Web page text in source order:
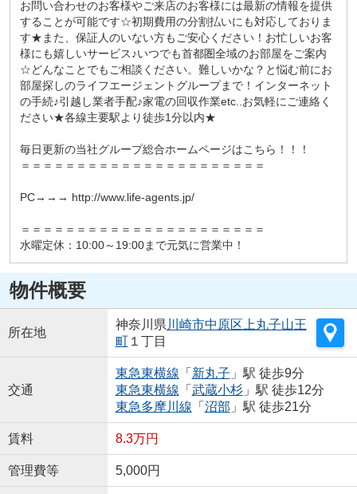
お問い合わせのお客様やご来店のお客様には最新の情報を提供
することが可能です☆初期費用の分割払いにも対応しておりま
す★また、保証人のいない方もご安心ください！お忙しいお客
様にも嬉しいサービス♪いつでも首都圏全域のお部屋をご案内
☆どんなことでもご相談ください。難しいかな？と悩む前にお
部屋探しのライフエージェントグループまで！インターネット
の手続♪引越し業者手配♪家電の回収作業etc..お気軽にご連絡く
ださい★各線主要駅より徒歩1分以内★
毎日更新の当社グループ総合ホームページはこちら！！！
＝＝＝＝＝＝＝＝＝＝＝＝＝＝＝＝＝＝＝＝＝＝
PC→→→ http://www.life-agents.jp/
＝＝＝＝＝＝＝＝＝＝＝＝＝＝＝＝＝＝＝＝＝＝
水曜定休：10:00～19:00まで元気に営業中！
物件概要
所在地
神奈川県 川崎市中原区 上丸子山王
町１丁目
交通
東急東横線 「 新丸子 」駅 徒歩9分
東急東横線 「 武蔵小杉」駅 徒歩12分
東急多摩川線 「 沼部 」駅 徒歩21分
賃料 8.3万円
管理費等 5,000円